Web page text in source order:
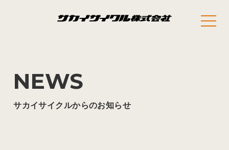
NEWS
サカイサイクルからのお知らせ